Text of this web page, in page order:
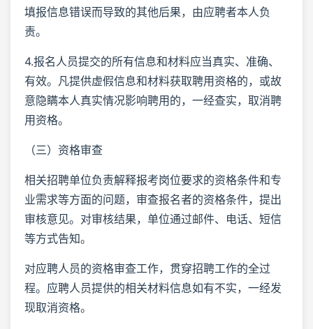
填报信息错误而导致的其他后果，由应聘者本人负
责。
4.报名人员提交的所有信息和材料应当真实、准确、
有效。凡提供虚假信息和材料获取聘用资格的，或故
意隐瞒本人真实情况影响聘用的，一经查实，取消聘
用资格。
（三）资格审查
相关招聘单位负责解释报考岗位要求的资格条件和专
业需求等方面的问题，审查报名者的资格条件，提出
审核意见。对审核结果，单位通过邮件、电话、短信
等方式告知。
对应聘人员的资格审查工作，贯穿招聘工作的全过
程。应聘人员提供的相关材料信息如有不实，一经发
现取消资格。